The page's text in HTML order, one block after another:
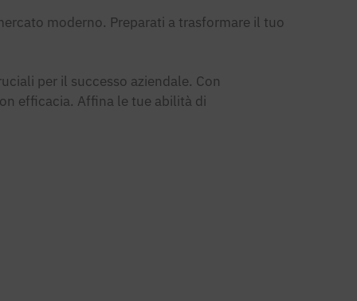
moderno. Preparati a trasformare il tuo
per il successo aziendale. Con
efficacia. Affina le tue abilità di